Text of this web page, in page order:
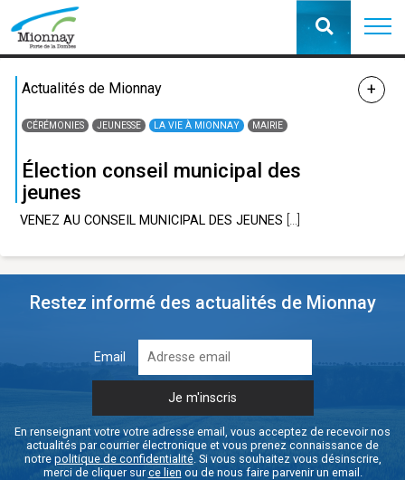
Actualités de Mionnay
CÉRÉMONIES JEUNESSE LA VIE À MIONNAY MAIRIE
Élection conseil municipal des
jeunes
VENEZ AU CONSEIL MUNICIPAL DES JEUNES […]
Restez informé des actualités de Mionnay
Email
En renseignant votre votre adresse email, vous acceptez de recevoir nos
actualités par courrier électronique et vous prenez connaissance de
notre politique de confidentialité. Si vous souhaitez vous désinscrire,
merci de cliquer surce lien ou de nous faire parvenir un email.